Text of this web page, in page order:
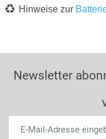
Hinweise zur
Newsletter